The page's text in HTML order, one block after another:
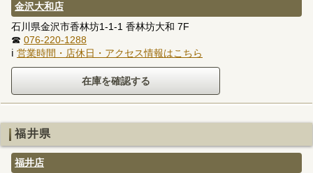
金沢大和店
石川県金沢市香林坊1-1-1 香林坊大和 7F
☎ 076-220-1288
ℹ 営業時間・店休日・アクセス情報はこちら
福井県
福井店